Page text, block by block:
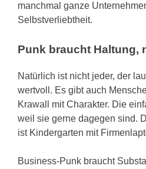
manchmal ganze
Selbstverliebtheit.
Punk braucht Haltung,
Natürlich ist nicht jeder, der
wertvoll. Es gibt auch
Krawall mit Charakter. Die
weil sie gerne dagegen sind.
ist Kindergarten mit
Business-Punk braucht